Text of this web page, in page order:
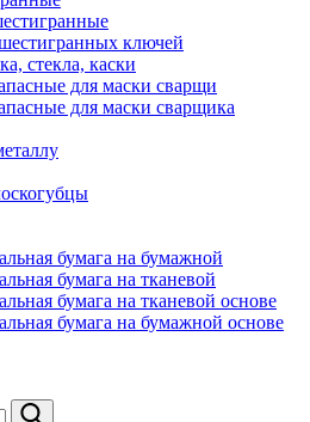
ключей
стекла, каски
для маски сварщи
для маски сварщика
бумага на бумажной
бумага на тканевой
бумага на тканевой основе
бумага на бумажной основе